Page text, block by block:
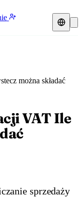
można składać
VAT Ile
sprzedaży